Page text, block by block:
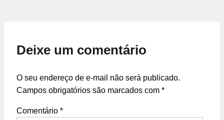
Deixe um comentário
O seu endereço de e-mail não será publicado.
Campos obrigatórios são marcados com *
Comentário *